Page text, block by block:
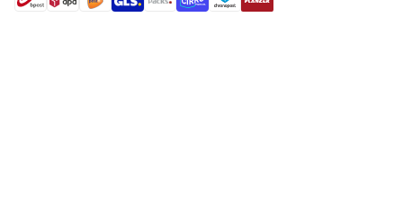
shipment methods